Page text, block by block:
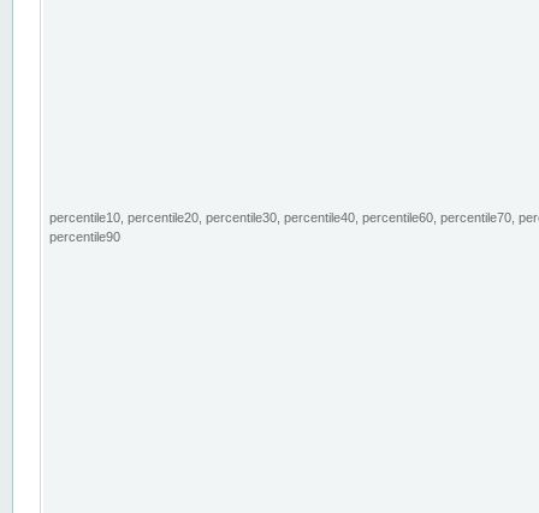
percentile10, percentile20, percentile30, percentile40, percentile60, percentile70,
percentile90